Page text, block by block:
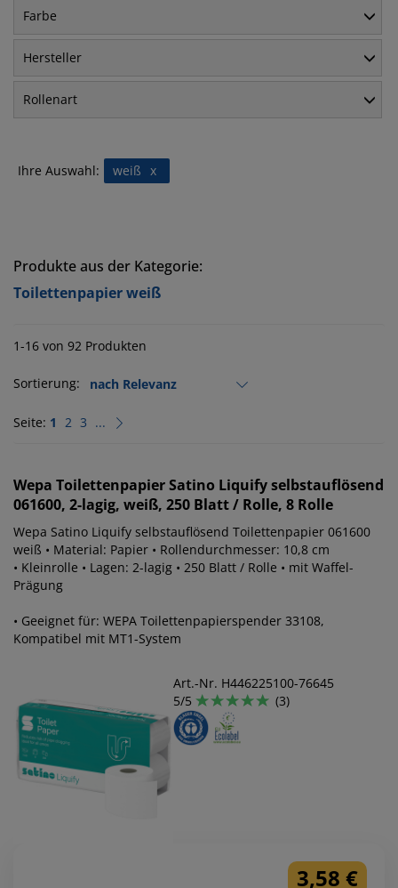
Farbe
Hersteller
Rollenart
Ihre Auswahl: x
weiß
Produkte aus der Kategorie:
Toilettenpapier weiß
1-16 von 92 Produkten
Sortierung:
Seite: 1 2 3 ...
Wepa Toilettenpapier Satino Liquify selbstauflösend
061600, 2-lagig, weiß, 250 Blatt / Rolle, 8 Rolle
Wepa Satino Liquify selbstauflösend Toilettenpapier 061600
weiß • Material: Papier • Rollendurchmesser: 10,8 cm
• Kleinrolle • Lagen: 2-lagig • 250 Blatt / Rolle • mit Waffel-
Prägung
• Geeignet für: WEPA Toilettenpapierspender 33108,
Kompatibel mit MT1-System
Art.-Nr. H446225100-76645
5/5
(3)
3,58 €